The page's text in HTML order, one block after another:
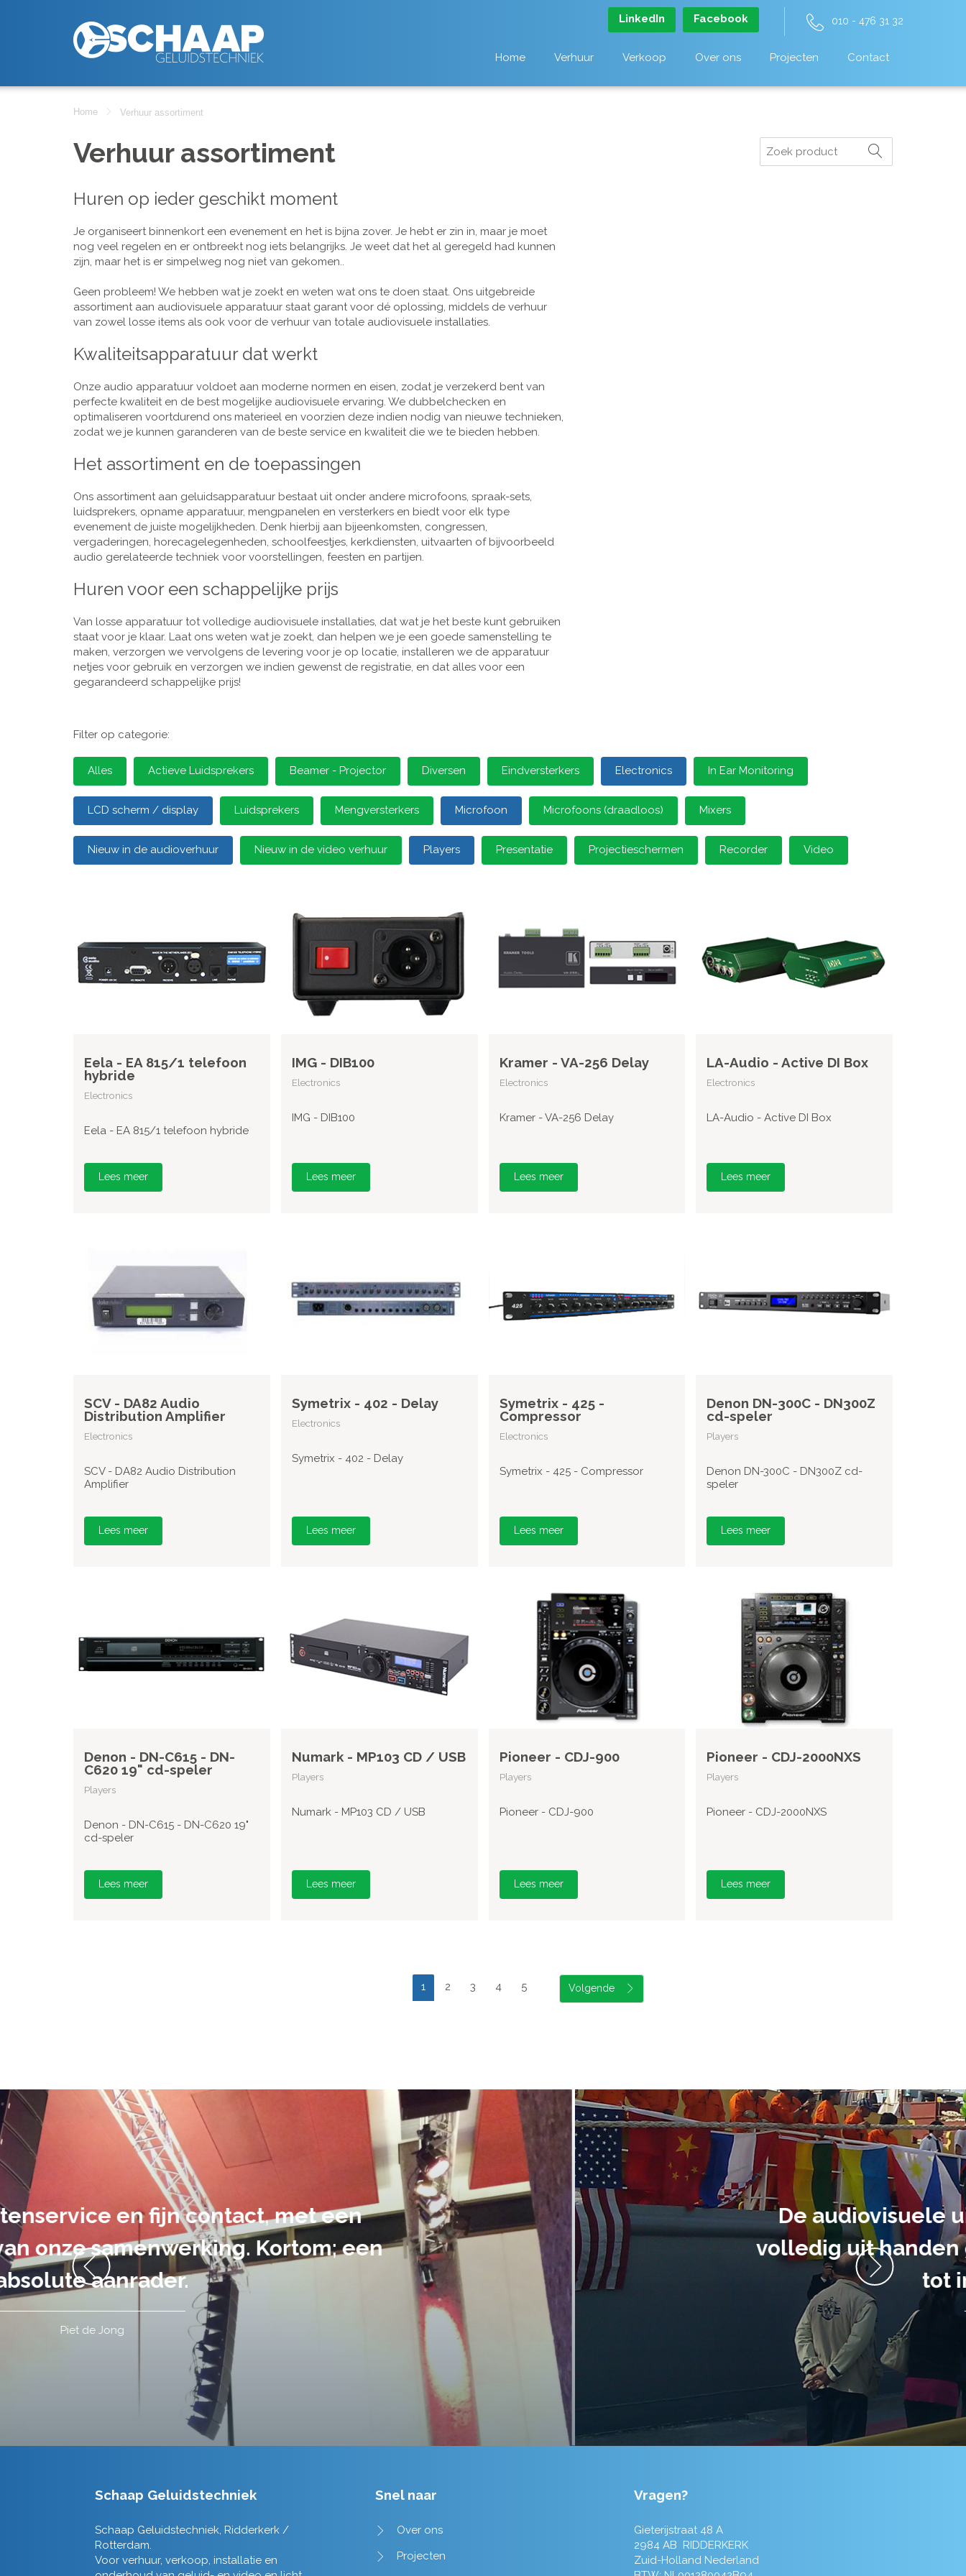
LinkedIn Facebook 010 - 476 31 32
Home Verhuur Verkoop Over ons Projecten Contact
Home Verhuur assortiment
Verhuur assortiment
Huren op ieder geschikt moment
Je organiseert binnenkort een evenement en het is bijna zover. Je hebt er zin in, maar je moet
nog veel regelen en er ontbreekt nog iets belangrijks. Je weet dat het al geregeld had kunnen
zijn, maar het is er simpelweg nog niet van gekomen..
Geen probleem! We hebben wat je zoekt en weten wat ons te doen staat. Ons uitgebreide
assortiment aan audiovisuele apparatuur staat garant voor dé oplossing, middels de verhuur
van zowel losse items als ook voor de verhuur van totale audiovisuele installaties.
Kwaliteitsapparatuur dat werkt
Onze audio apparatuur voldoet aan moderne normen en eisen, zodat je verzekerd bent van
perfecte kwaliteit en de best mogelijke audiovisuele ervaring. We dubbelchecken en
optimaliseren voortdurend ons materieel en voorzien deze indien nodig van nieuwe technieken,
zodat we je kunnen garanderen van de beste service en kwaliteit die we te bieden hebben.
Het assortiment en de toepassingen
Ons assortiment aan geluidsapparatuur bestaat uit onder andere microfoons, spraak-sets,
luidsprekers, opname apparatuur, mengpanelen en versterkers en biedt voor elk type
evenement de juiste mogelijkheden. Denk hierbij aan bijeenkomsten, congressen,
vergaderingen, horecagelegenheden, schoolfeestjes, kerkdiensten, uitvaarten of bijvoorbeeld
audio gerelateerde techniek voor voorstellingen, feesten en partijen.
Huren voor een schappelijke prijs
Van losse apparatuur tot volledige audiovisuele installaties, dat wat je het beste kunt gebruiken
staat voor je klaar. Laat ons weten wat je zoekt, dan helpen we je een goede samenstelling te
maken, verzorgen we vervolgens de levering voor je op locatie, installeren we de apparatuur
netjes voor gebruik en verzorgen we indien gewenst de registratie, en dat alles voor een
gegarandeerd schappelijke prijs!
Zoeken
Filter op categorie:
Alles Actieve Luidsprekers Beamer - Projector Diversen Eindversterkers Electronics In Ear Monitoring
LCD scherm / display Luidsprekers Mengversterkers Microfoon Microfoons (draadloos) Mixers
Nieuw in de audioverhuur Nieuw in de video verhuur Players Presentatie Projectieschermen Recorder Video
Eela - EA 815/1 telefoon
hybride
Electronics
Eela - EA 815/1 telefoon hybride
Lees meer
IMG - DIB100
Electronics
IMG - DIB100
Lees meer
Kramer - VA-256 Delay
Electronics
Kramer - VA-256 Delay
Lees meer
LA-Audio - Active DI Box
Electronics
LA-Audio - Active DI Box
Lees meer
SCV - DA82 Audio
Distribution Amplifier
Electronics
SCV - DA82 Audio Distribution
Amplifier
Lees meer
Symetrix - 402 - Delay
Electronics
Symetrix - 402 - Delay
Lees meer
Symetrix - 425 -
Compressor
Electronics
Symetrix - 425 - Compressor
Lees meer
Denon DN-300C - DN300Z
cd-speler
Players
Denon DN-300C - DN300Z cd-
speler
Lees meer
Denon - DN-C615 - DN-
C620 19" cd-speler
Players
Denon - DN-C615 - DN-C620 19"
cd-speler
Lees meer
Numark - MP103 CD / USB
Players
Numark - MP103 CD / USB
Lees meer
Pioneer - CDJ-900
Players
Pioneer - CDJ-900
Lees meer
Pioneer - CDJ-2000NXS
Players
Pioneer - CDJ-2000NXS
Lees meer
1 2 3 4 5
De audiovisuele uitvoering van ons evenement heb ik
volledig uit handen gegeven en dat is een aanrader! Alles
tot in de puntjes verzorgd.
Tim de Lange
Schaap Geluidstechniek
Schaap Geluidstechniek, Ridderkerk /
Rotterdam.
Voor verhuur, verkoop, installatie en
Snel naar
Over ons
Projecten
Vragen?
Gieterijstraat 48 A
2984 AB RIDDERKERK
Zuid-Holland Nederland